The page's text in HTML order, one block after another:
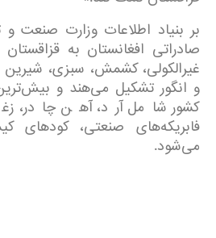
بر بنیاد اطلاعات وزارت صنعت و
صادراتی افغانستان به
غیرالکولی، کشمش، سبزی‌، شیرین
و انگور تشکیل می‌هند و بیش‌ترین
کشور شامل آرد، آهن چادر،
فابریکه‌های صنعتی، کودهای
می‌شود.